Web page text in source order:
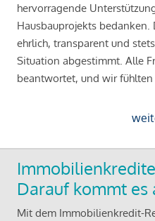
hervorragende
Hausbauprojekts
ehrlich, transparent und
Situation abgestimmt. Alle
beantwortet, und wir
Darauf kommt es
Mit dem Immobilienkredit-